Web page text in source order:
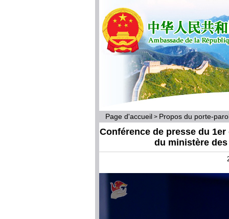
Page d'accueil > Propos du porte-
Conférence de presse du
du ministère